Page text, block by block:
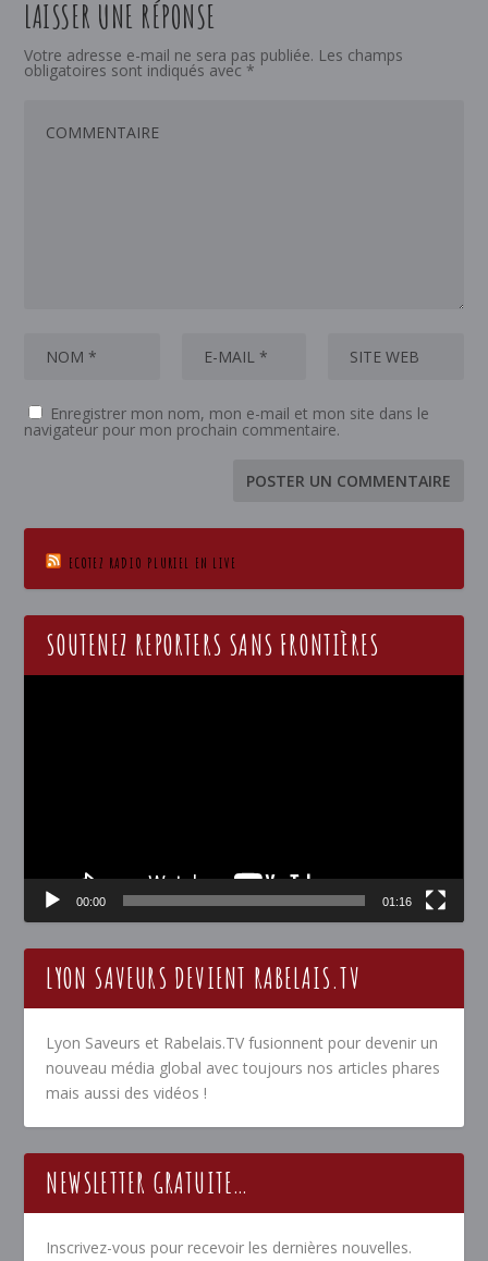
LAISSER UNE RÉPONSE
Votre adresse e-mail ne sera pas publiée. Les champs
obligatoires sont indiqués avec *
Enregistrer mon nom, mon e-mail et mon site dans le
navigateur pour mon prochain commentaire.
ECOTEZ RADIO PLURIEL EN LIVE
SOUTENEZ REPORTERS SANS FRONTIÈRES
00:00 01:16
LYON SAVEURS DEVIENT RABELAIS.TV
Lyon Saveurs et Rabelais.TV fusionnent pour devenir un
nouveau média global avec toujours nos articles phares
mais aussi des vidéos !
NEWSLETTER GRATUITE…
Inscrivez-vous pour recevoir les dernières nouvelles.